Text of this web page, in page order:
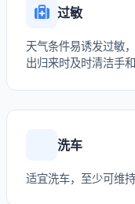
过敏
天气条件易诱发过敏
出归来时及时清洁手和
洗车
适宜洗车，至少可维